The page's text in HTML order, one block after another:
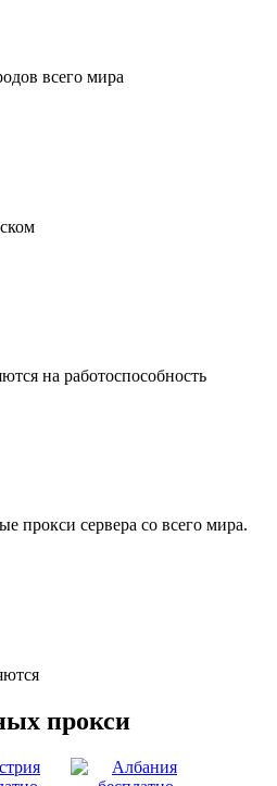
всего мира
на работоспособность
прокси сервера со всего мира.
прокси